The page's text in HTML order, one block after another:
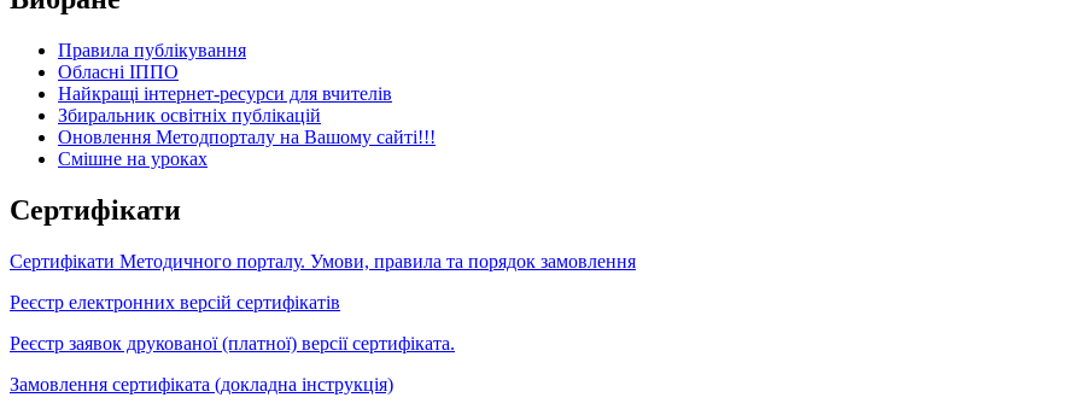
Правила публікування
Обласні ІППО
Найкращі інтернет-ресурси для вчителів
Збиральник освітніх публікацій
Оновлення Методпорталу на Вашому сайті!!!
Cмішне на уроках
Сертифікати
Сертифікати Методичного порталу. Умови, правила та порядок замовлення
Реєстр електронних версій сертифікатів
Реєстр заявок друкованої (платної) версії сертифіката.
Замовлення сертифіката (докладна інструкція)